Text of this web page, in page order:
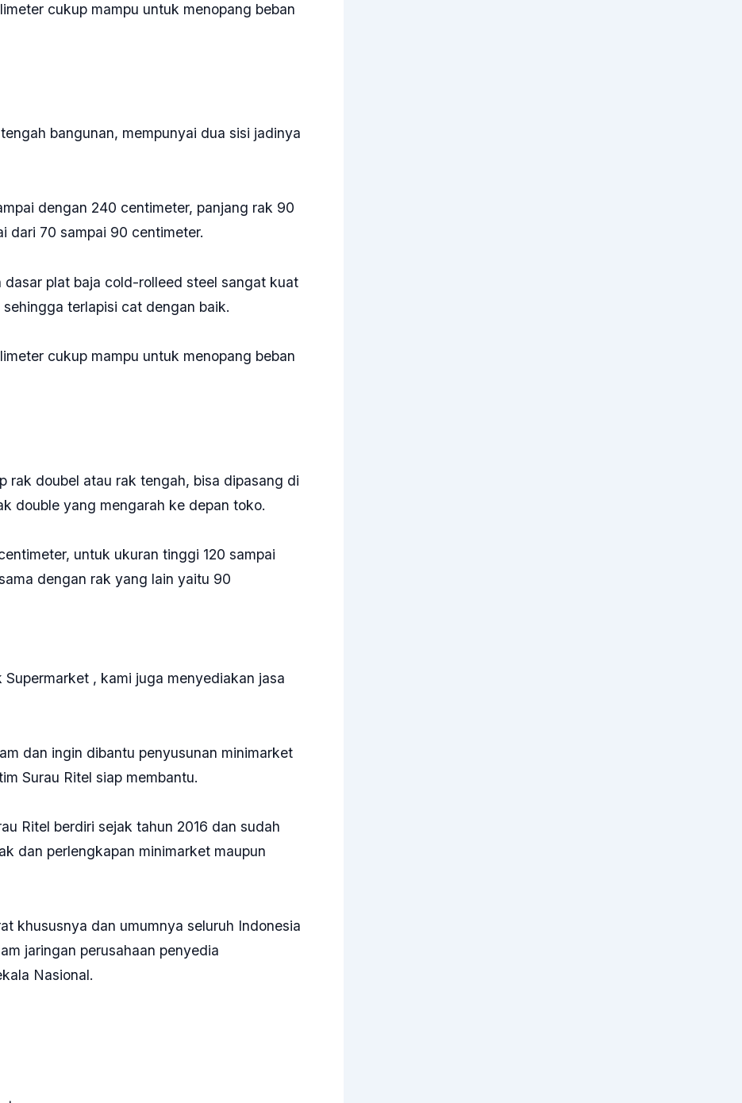
cukup mampu untuk menopang beban
bangunan, mempunyai dua sisi jadinya
dengan 240 centimeter, panjang rak 90
dari 70 sampai 90 centimeter.
dasar plat baja cold-rolleed steel sangat kuat
terlapisi cat dengan baik.
cukup mampu untuk menopang beban
rak doubel atau rak tengah, bisa dipasang di
double yang mengarah ke depan toko.
untuk ukuran tinggi 120 sampai
dengan rak yang lain yaitu 90
, kami juga menyediakan jasa
dan ingin dibantu penyusunan minimarket
Surau Ritel siap membantu.
Ritel berdiri sejak tahun 2016 dan sudah
dan perlengkapan minimarket maupun
khususnya dan umumnya seluruh Indonesia
jaringan perusahaan penyedia
Nasional.